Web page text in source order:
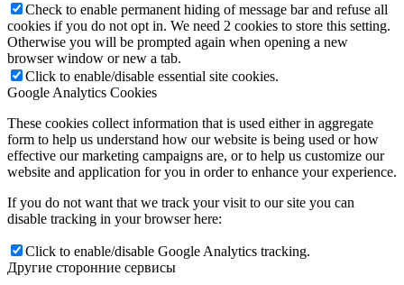
Check to enable permanent hiding of message bar and refuse all
cookies if you do not opt in. We need 2 cookies to store this setting.
Otherwise you will be prompted again when opening a new
browser window or new a tab.
Click to enable/disable essential site cookies.
Google Analytics Cookies
These cookies collect information that is used either in aggregate
form to help us understand how our website is being used or how
effective our marketing campaigns are, or to help us customize our
website and application for you in order to enhance your experience.
If you do not want that we track your visit to our site you can
disable tracking in your browser here:
Click to enable/disable Google Analytics tracking.
Другие сторонние сервисы